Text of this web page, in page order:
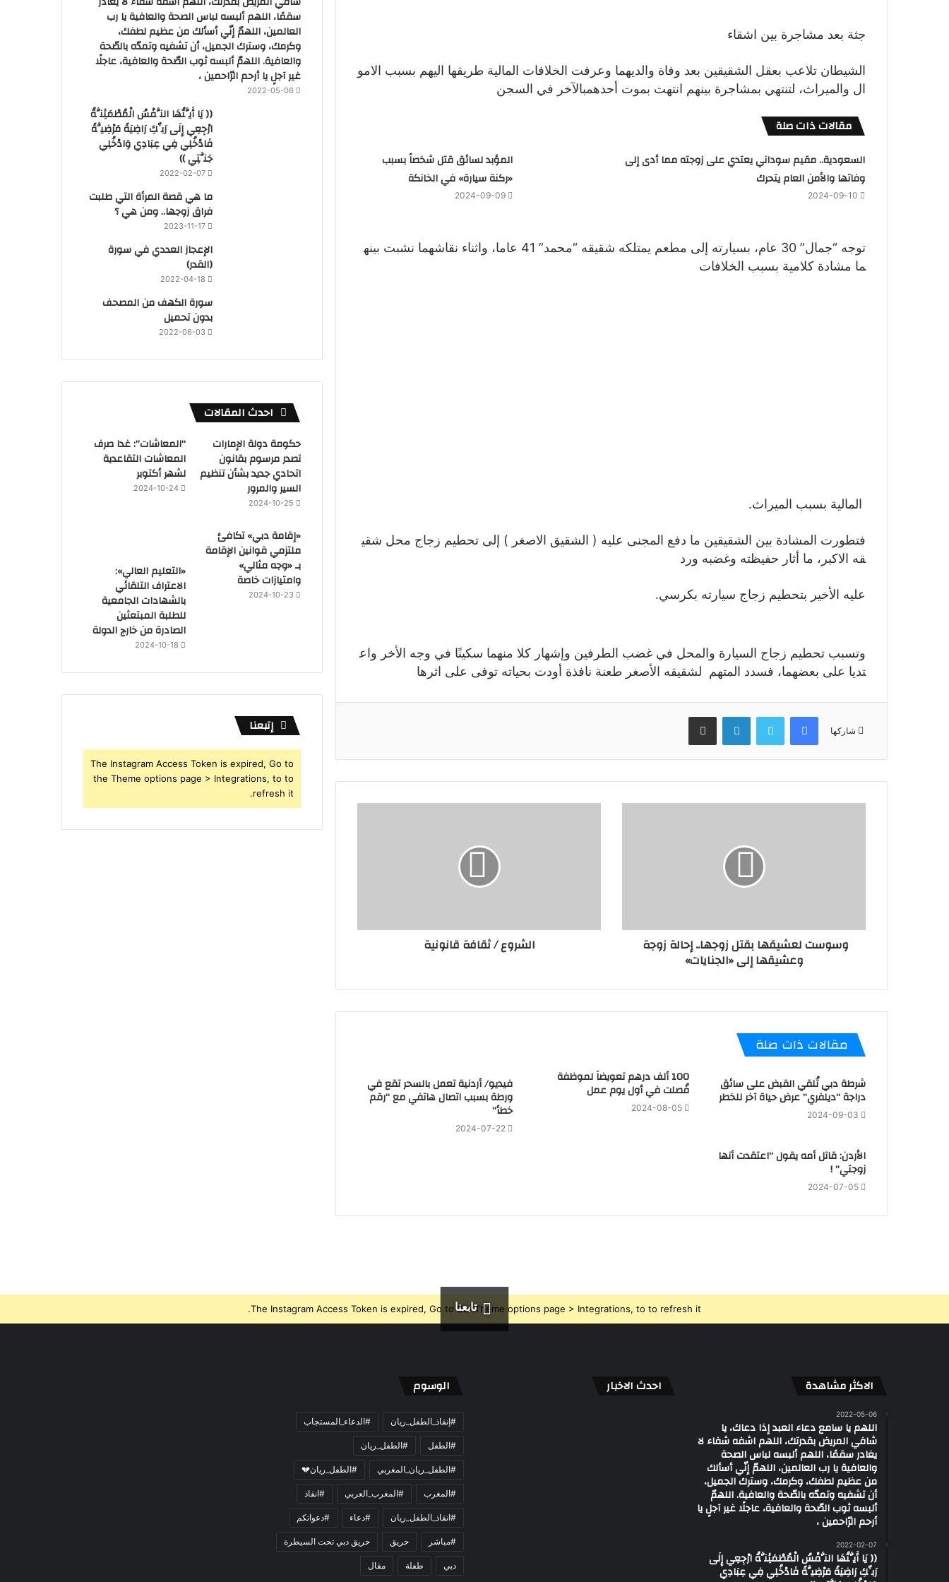
جثة بعد مشاجرة بين اشقاء
الشيطان تلاعب بعقل الشقيقين بعد وفاة والديهما وعرفت الخلافات المالية طريقها اليهم بسبب الامو
ال والميراث، لتنتهي بمشاجرة بينهم انتهت بموت أحدهمبالآخر في السجن
مقالات ذات صلة
السعودية.. مقيم سوداني يعتدي على زوجته مما أدى إلى
وفاتها والأمن العام يتحرك
2024-09-10
المؤبد لسائق قتل شخصاً بسبب
«ركنة سيارة» في الخانكة
2024-09-09
توجه “جمال” 30 عام، بسيارته إلى مطعم يمتلكه شقيقه “محمد” 41 عاما، واثناء نقاشهما نشبت بينه
ما مشادة كلامية بسبب الخلافات
المالية بسبب الميراث.
فتطورت المشادة بين الشقيقين ما دفع المجنى عليه ( الشقيق الاصغر ) إلى تحطيم زجاج محل شقي
قه الاكبر، ما أثار حفيظته وغضبه ورد
عليه الأخير بتحطيم زجاج سيارته بكرسي.
وتسبب تحطيم زجاج السيارة والمحل في غضب الطرفين وإشهار كلا منهما سكينًا في وجه الأخر واع
تديا على بعضهما، فسدد المتهم لشقيقه الأصغر طعنة نافذة أودت بحياته توفى على اثرها
شاركها
فيسبوك تويتر لينكدإن مشاركة عبر البريد
وسوست لعشيقها بقتل زوجها.. إحالة زوجة
وعشيقها إلى «الجنايات»
الشروع / ثقافة قانونية
مقالات ذات صلة
شرطة دبي تُلقي القبض على سائق
دراجة “ديلفري” عرض حياة آخر للخطر
2024-09-03
100 ألف درهم تعويضاً لموظفة
فُصلت في أول يوم عمل
2024-08-05
فيديو/ أردنية تعمل بالسحر تقع في
ورطة بسبب اتصال هاتفي مع “رقم
خطأ”
2024-07-22
الأردن: قاتل أمه يقول “اعتقدت أنها
زوجتي” !
2024-07-05
سقمًا، اللهم ألبسه لباس الصحة والعافية يا رب
العالمين، اللهمّ إنّي أسألك من عظيم لطفك،
وكرمك، وسترك الجميل، أن تشفيه وتمدّه بالصّحة
والعافية. اللهمّ ألبسه ثوب الصّحة والعافية، عاجلًا
غير آجلٍ يا أرحم الرّاحمين ،
2022-05-06
(( يَا أَيَّتُهَا النَّفْسُ الْمُطْمَئِنَّةُ
ارْجِعِي إِلَى رَبِّكِ رَاضِيَةً مَرْضِيَّةً
فَادْخُلِي فِي عِبَادِي وَادْخُلِي
جَنَّتِي ))
2022-02-07
ما هي قصة المرأة التي طلبت
فراق زوجها.. ومن هي ؟
2023-11-17
‏الإعجاز العددي في سورة
(القدر)
2022-04-18
سورة الكهف من المصحف
بدون تحميل
2022-06-03
احدث المقالات
حكومة دولة الإمارات
تصدر مرسوم بقانون
اتحادي جديد بشأن تنظيم
السير والمرور
2024-10-25
“المعاشات”: غدا صرف
المعاشات التقاعدية
لشهر أكتوبر
2024-10-24
«إقامة دبي» تكافئ
ملتزمي قوانين الإقامة
بـ «وجه مثالي»
وامتيازات خاصة
2024-10-23
«التعليم العالي»:
الاعتراف التلقائي
بالشهادات الجامعية
للطلبة المبتعثين
الصادرة من خارج الدولة
2024-10-18
إتبعنا
The Instagram Access Token is expired, Go to
the Theme options page > Integrations, to to
refresh it.
تابعنا
The Instagram Access Token is expired, Go to the Theme options page > Integrations, to to refresh it.
الاكثر مشاهدة
2022-05-06
اللهم يا سامع دعاء العبد إذا دعاك، يا
شافي المريض بقدرتك، اللهم اشفه شفاء لا
يغادر سقمًا، اللهم ألبسه لباس الصحة
والعافية يا رب العالمين، اللهمّ إنّي أسألك
من عظيم لطفك، وكرمك، وسترك الجميل،
أن تشفيه وتمدّه بالصّحة والعافية. اللهمّ
ألبسه ثوب الصّحة والعافية، عاجلًا غير آجلٍ يا
أرحم الرّاحمين ،
2022-02-07
(( يَا أَيَّتُهَا النَّفْسُ الْمُطْمَئِنَّةُ ارْجِعِي إِلَى
رَبِّكِ رَاضِيَةً مَرْضِيَّةً فَادْخُلِي فِي عِبَادِي
احدث الاخبار الوسوم
#إنقاذ_الطفل_ريان #الدعاء_المستجاب
#الطفل #الطفل_ريان
#الطفل_ريان_المغربي #الطفل_ريان💔
#المغرب #المغرب_العربي #انقاذ
#انقاذ_الطفل_ريان #دعاء #دعواتكم
#مباشر حريق حريق دبي تحت السيطرة
دبي طفلة مقال